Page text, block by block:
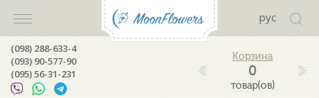
рус
(098) 288-633-4
(093) 90-577-90
(095) 56-31-231
0
товар(ов)